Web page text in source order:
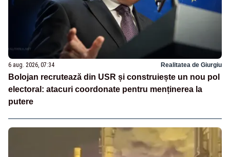
6 aug. 2026, 07:34 Realitatea de Giurgiu
Bolojan recrutează din USR și construiește un nou pol
electoral: atacuri coordonate pentru menținerea la
putere